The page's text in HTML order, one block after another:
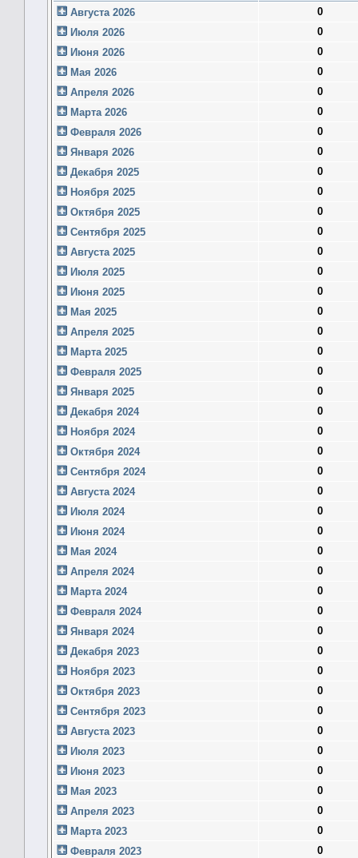
Августа 2026
0
Июля 2026
0
Июня 2026
0
Мая 2026
0
Апреля 2026
0
Марта 2026
0
Февраля 2026
0
Января 2026
0
Декабря 2025
0
Ноября 2025
0
Октября 2025
0
Сентября 2025
0
Августа 2025
0
Июля 2025
0
Июня 2025
0
Мая 2025
0
Апреля 2025
0
Марта 2025
0
Февраля 2025
0
Января 2025
0
Декабря 2024
0
Ноября 2024
0
Октября 2024
0
Сентября 2024
0
Августа 2024
0
Июля 2024
0
Июня 2024
0
Мая 2024
0
Апреля 2024
0
Марта 2024
0
Февраля 2024
0
Января 2024
0
Декабря 2023
0
Ноября 2023
0
Октября 2023
0
Сентября 2023
0
Августа 2023
0
Июля 2023
0
Июня 2023
0
Мая 2023
0
Апреля 2023
0
Марта 2023
0
Февраля 2023
0